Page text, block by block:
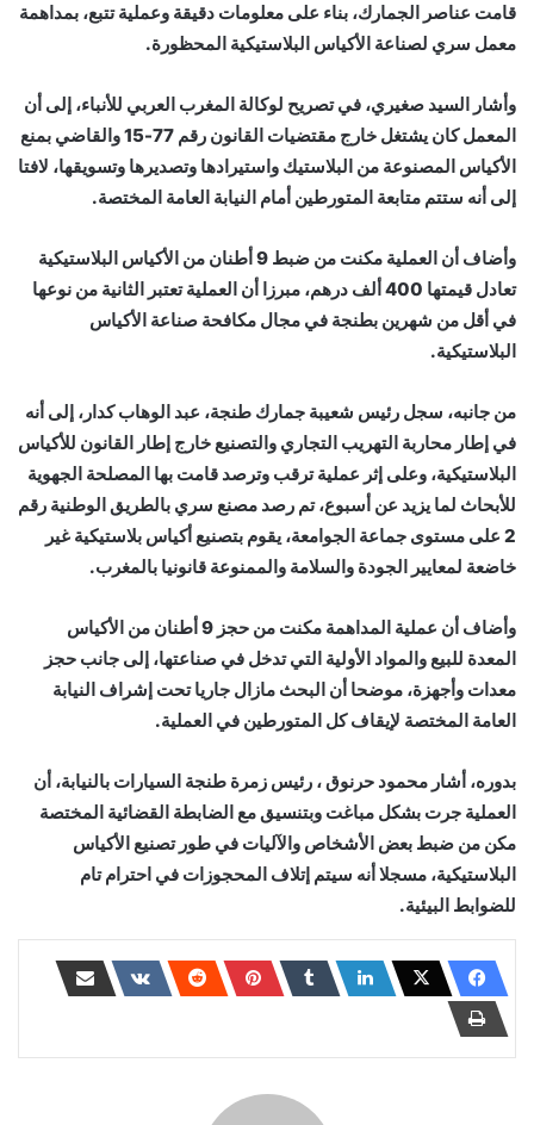
قامت عناصر الجمارك، بناء على معلومات دقيقة وعملية تتبع، بمداهمة
معمل سري لصناعة الأكياس البلاستيكية المحظورة.
وأشار السيد صغيري، في تصريح لوكالة المغرب العربي للأنباء، إلى أن
المعمل كان يشتغل خارج مقتضيات القانون رقم 77-15 والقاضي بمنع
الأكياس المصنوعة من البلاستيك واستيرادها وتصديرها وتسويقها، لافتا
إلى أنه ستتم متابعة المتورطين أمام النيابة العامة المختصة.
وأضاف أن العملية مكنت من ضبط 9 أطنان من الأكياس البلاستيكية
تعادل قيمتها 400 ألف درهم، مبرزا أن العملية تعتبر الثانية من نوعها
في أقل من شهرين بطنجة في مجال مكافحة صناعة الأكياس
البلاستيكية.
من جانبه، سجل رئيس شعيبة جمارك طنجة، عبد الوهاب كدار، إلى أنه
في إطار محاربة التهريب التجاري والتصنيع خارج إطار القانون للأكياس
البلاستيكية، وعلى إثر عملية ترقب وترصد قامت بها المصلحة الجهوية
للأبحاث لما يزيد عن أسبوع، تم رصد مصنع سري بالطريق الوطنية رقم
2 على مستوى جماعة الجوامعة، يقوم بتصنيع أكياس بلاستيكية غير
خاضعة لمعايير الجودة والسلامة والممنوعة قانونيا بالمغرب.
وأضاف أن عملية المداهمة مكنت من حجز 9 أطنان من الأكياس
المعدة للبيع والمواد الأولية التي تدخل في صناعتها، إلى جانب حجز
معدات وأجهزة، موضحا أن البحث مازال جاريا تحت إشراف النيابة
العامة المختصة لإيقاف كل المتورطين في العملية.
بدوره، أشار محمود حرنوق ، رئيس زمرة طنجة السيارات بالنيابة، أن
العملية جرت بشكل مباغت وبتنسيق مع الضابطة القضائية المختصة
مكن من ضبط بعض الأشخاص والآليات في طور تصنيع الأكياس
البلاستيكية، مسجلا أنه سيتم إتلاف المحجوزات في احترام تام
للضوابط البيئية.